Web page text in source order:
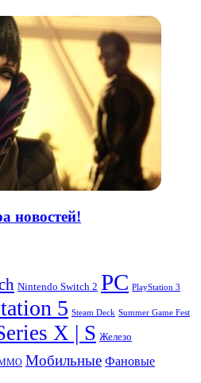
новостей!
Nintendo Switch 2 PC PlayStation 3
5 Steam Deck Summer Game Fest
X | S Железо
Мобильные Фановые